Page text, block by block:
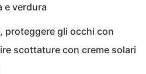
e verdura
proteggere gli occhi con
scottature con creme solari